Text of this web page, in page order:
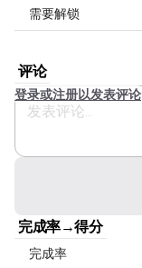
需要解锁
评论
登录或注册以发表评论
完成率→得分
完成率